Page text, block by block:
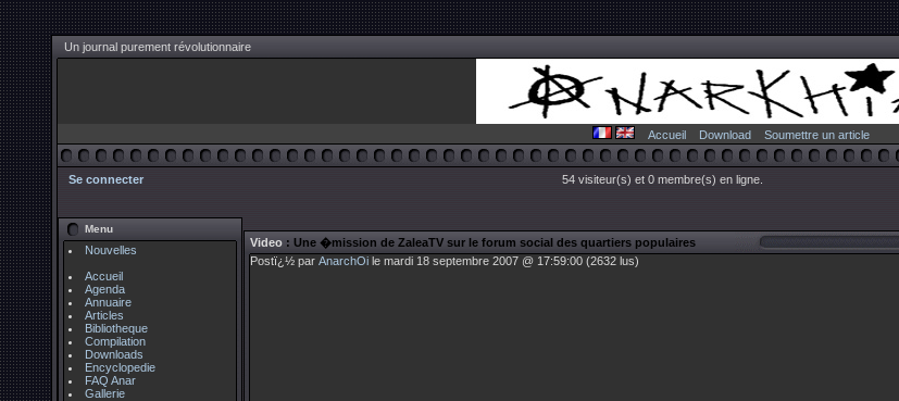
Un journal purement révolutionnaire
Accueil Download Soumettre un article
Se connecter 54 visiteur(s) et 0 membre(s) en ligne.
Menu
Nouvelles
Accueil
Agenda
Annuaire
Articles
Bibliotheque
Compilation
Downloads
Encyclopedie
FAQ Anar
Gallerie
Video: Une �mission de ZaleaTV sur le forum social des quartiers populaires
Postï¿½ par AnarchOile mardi 18 septembre 2007 @ 17:59:00 (2632 lus)